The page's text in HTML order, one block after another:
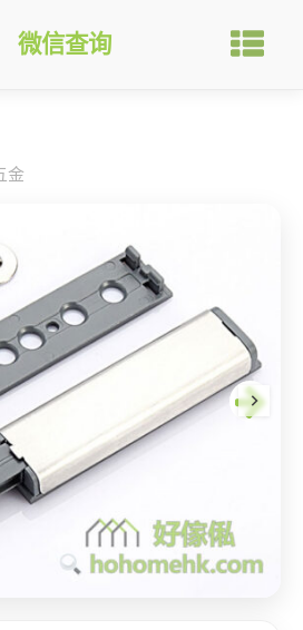
微信查询
金